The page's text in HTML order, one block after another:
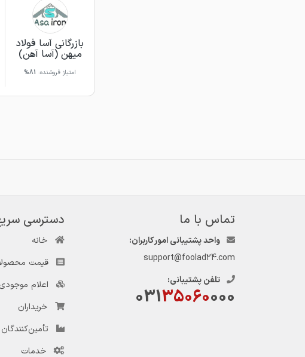
بازرگانی آسا فولاد
میهن (آسا آهن)
امتیاز فروشنده: 81%
تماس با ما
واحد پشتیبانی امور کاربران:
support@foolad24.com
تلفن پشتیبانی:
03135060000
دسترسی
خانه
قیمت
اعلام موجودی
خریداران
تأمین‌کنندگان
خدمات